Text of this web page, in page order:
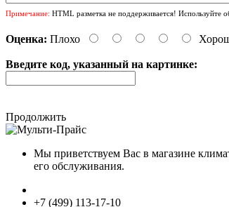
Примечание: HTML разметка не поддерживается! Используйте
Оценка: Плохо
Введите код, указанный на картинке:
Продолжить
Мы приветствуем Вас в магазине
его обслуживания.
+7 (499) 113-17-10